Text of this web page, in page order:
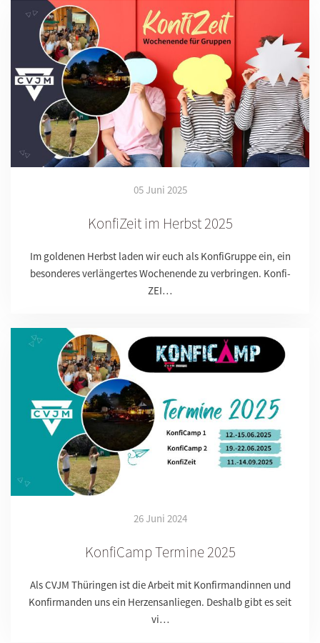
05 Juni 2025
KonfiZeit im Herbst 2025
Im goldenen Herbst laden wir euch als KonfiGruppe ein, ein
besonderes verlängertes Wochenende zu verbringen. Konfi-
ZEI…
26 Juni 2024
KonfiCamp Termine 2025
Als CVJM Thüringen ist die Arbeit mit Konfirmandinnen und
Konfirmanden uns ein Herzensanliegen. Deshalb gibt es seit
vi…